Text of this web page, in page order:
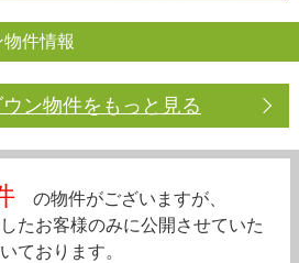
件情報
ン物件をもっと見る
の物件がございますが、
たお客様のみに公開させていた
ております。